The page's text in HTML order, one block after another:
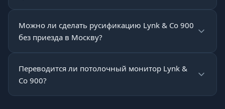
Можно ли сделать русификацию Lynk & Co 900
без приезда в Москву?
Переводится ли потолочный монитор Lynk &
Co 900?